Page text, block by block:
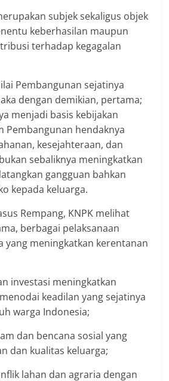
subjek sekaligus objek
keberhasilan maupun
terhadap kegagalan
Pembangunan sejatinya
dengan demikian, pertama;
menjadi basis kebijakan
Pembangunan hendaknya
kesejahteraan, dan
sebaliknya meningkatkan
gangguan bahkan
kepada keluarga.
Rempang, KNPK melihat
berbagai pelaksanaan
yang meningkatkan kerentanan
investasi meningkatkan
keadilan yang sejatinya
warga Indonesia;
dan bencana sosial yang
dan kualitas keluarga;
lahan dan agraria dengan